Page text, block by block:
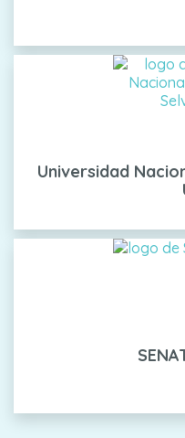
Universidad